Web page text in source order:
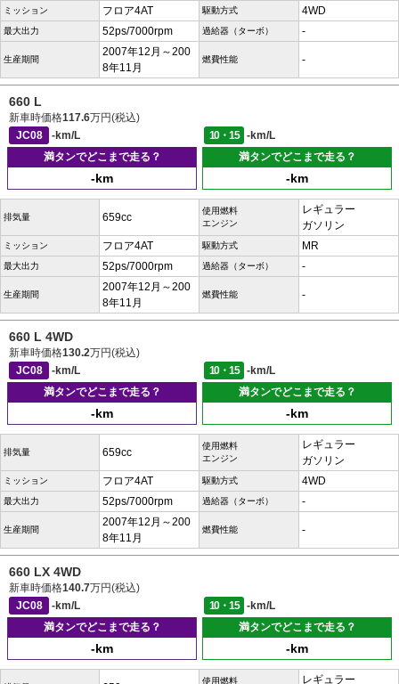
ミッション フロア4AT 駆動方式 4WD
最大出力 52ps/7000rpm 過給器（ターボ） -
生産期間
2007年12月～200
8年11月
燃費性能 -
660 L
新車時価格117.6万円(税込)
JC08
-km/L 10・15
-km/L
満タンでどこまで走る？
-km
満タンでどこまで走る？
-km
排気量 659cc
使用燃料
エンジン
レギュラー
ガソリン
ミッション フロア4AT 駆動方式 MR
最大出力 52ps/7000rpm 過給器（ターボ） -
生産期間
2007年12月～200
8年11月
燃費性能 -
660 L 4WD
新車時価格130.2万円(税込)
JC08
-km/L 10・15
-km/L
満タンでどこまで走る？
-km
満タンでどこまで走る？
-km
排気量 659cc
使用燃料
エンジン
レギュラー
ガソリン
ミッション フロア4AT 駆動方式 4WD
最大出力 52ps/7000rpm 過給器（ターボ） -
生産期間
2007年12月～200
8年11月
燃費性能 -
660 LX 4WD
新車時価格140.7万円(税込)
JC08
-km/L 10・15
-km/L
満タンでどこまで走る？
-km
満タンでどこまで走る？
-km
使用燃料 レギュラー